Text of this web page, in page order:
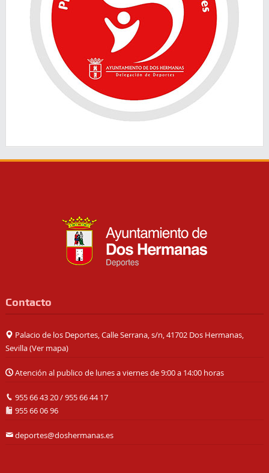
Contacto
Palacio de los Deportes, Calle Serrana, s/n, 41702 Dos Hermanas,
Sevilla (Ver mapa)
Atención al publico de lunes a viernes de 9:00 a 14:00 horas
955 66 43 20/955 66 44 17
955 66 06 96
deportes@doshermanas.es